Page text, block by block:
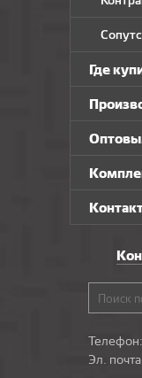
Где
Телефон:
Эл.